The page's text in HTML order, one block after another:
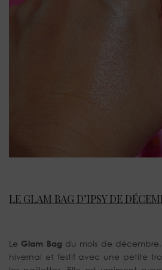
LE GLAM BAG D’IPSY DE
Le Glam Bag du mois de décembre,
hivernal et festif avec une petite